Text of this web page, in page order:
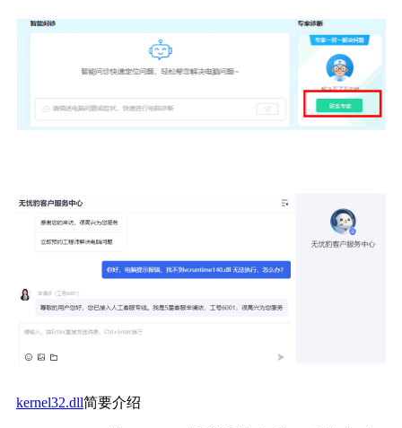
kernel32.dll简要介绍